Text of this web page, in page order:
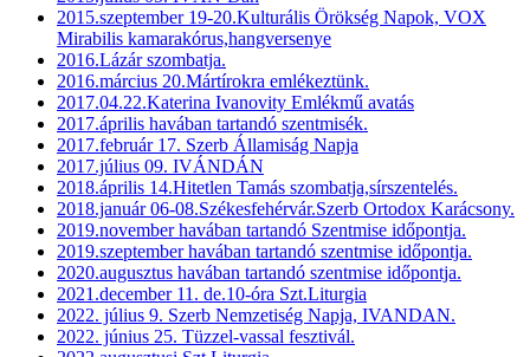
2015.szeptember 19-20.Kulturális Örökség Napok, VOX
Mirabilis kamarakórus,hangversenye
2016.Lázár szombatja.
2016.március 20.Mártírokra emlékeztünk.
2017.04.22.Katerina Ivanovity Emlékmű avatás
2017.április havában tartandó szentmisék.
2017.február 17. Szerb Államiság Napja
2017.július 09. IVÁNDÁN
2018.április 14.Hitetlen Tamás szombatja,sírszentelés.
2018.január 06-08.Székesfehérvár.Szerb Ortodox Karácsony.
2019.november havában tartandó Szentmise időpontja.
2019.szeptember havában tartandó szentmise időpontja.
2020.augusztus havában tartandó szentmise időpontja.
2021.december 11. de.10-óra Szt.Liturgia
2022. július 9. Szerb Nemzetiség Napja, IVANDAN.
2022. június 25. Tüzzel-vassal fesztivál.